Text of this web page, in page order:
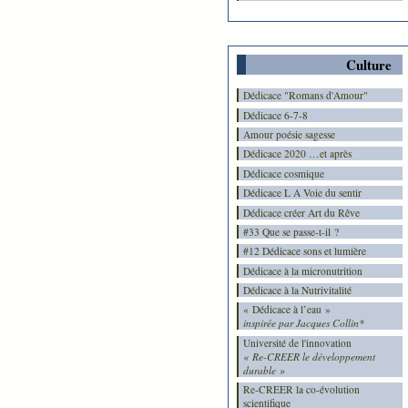
Culture
Dédicace "Romans d'Amour"
Dédicace 6-7-8
Amour poésie sagesse
Dédicace 2020 …et après
Dédicace cosmique
Dédicace L A Voie du sentir
Dédicace créer Art du Rêve
#33 Que se passe-t-il ?
#12 Dédicace sons et lumière
Dédicace à la micronutrition
Dédicace à la Nutrivitalité
« Dédicace à l’eau »
inspirée par Jacques Collin*
Université de l'innovation
« Re-CREER le développement
durable »
Re-CREER la co-évolution
scientifique